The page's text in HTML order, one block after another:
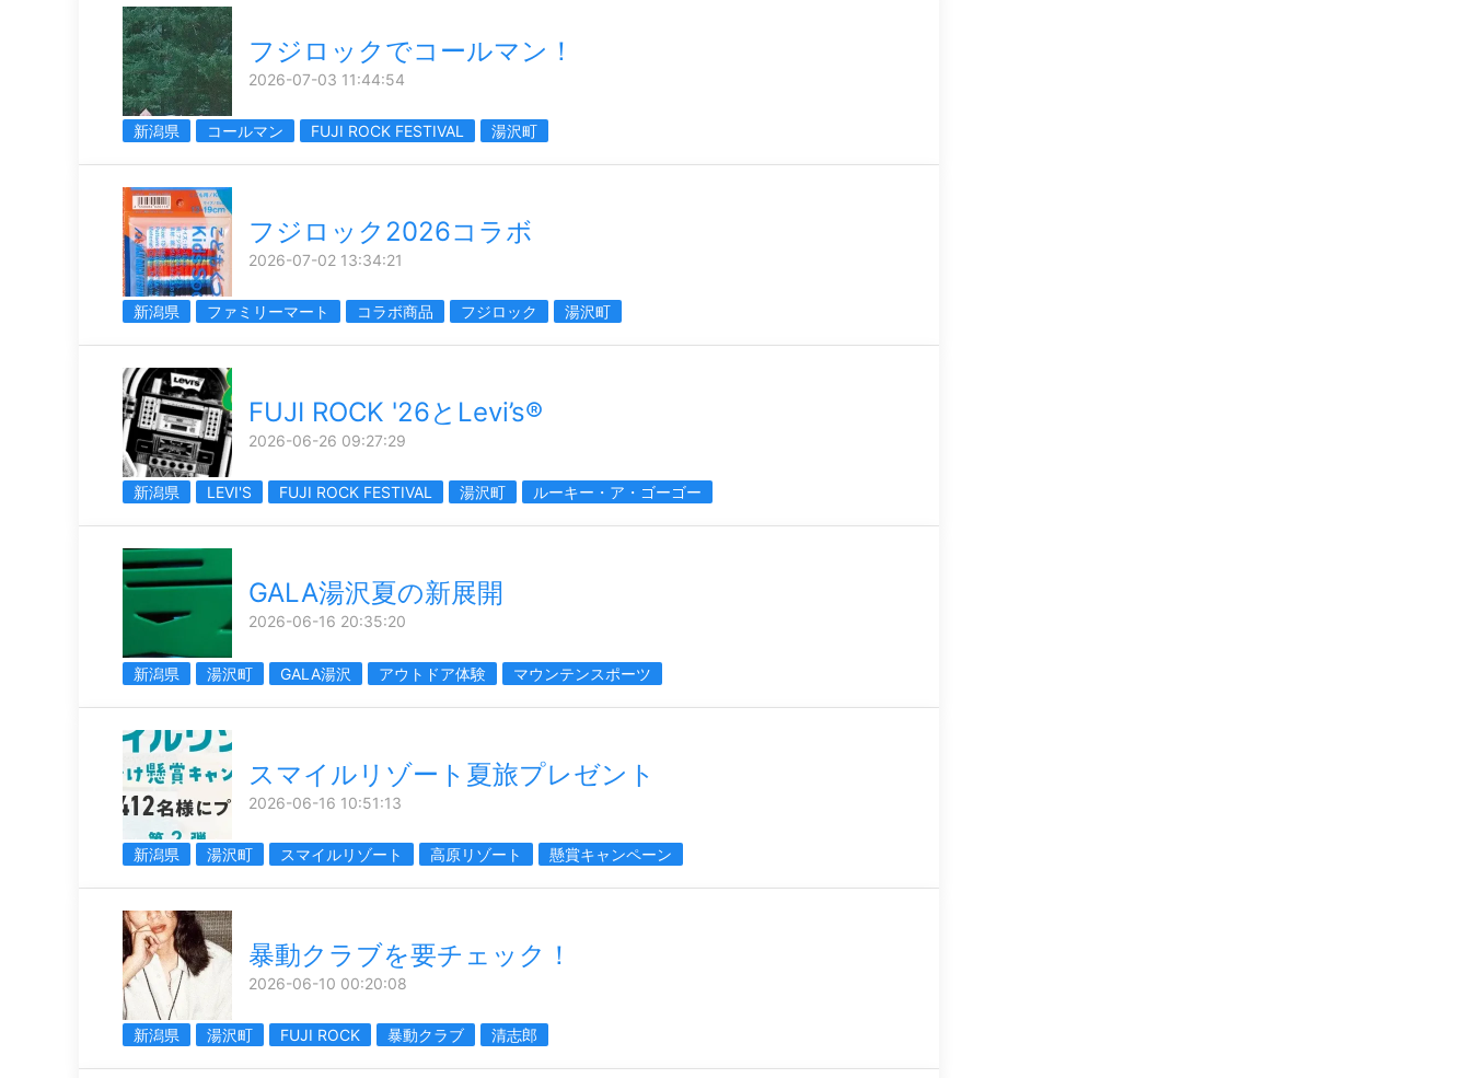
フジロックでコールマン！
2026-07-03 11:44:54
新潟県 コールマン FUJI ROCK FESTIVAL 湯沢町
フジロック2026コラボ
2026-07-02 13:34:21
新潟県 ファミリーマート コラボ商品 フジロック 湯沢町
FUJI ROCK '26とLevi’s®
2026-06-26 09:27:29
新潟県 LEVI'S FUJI ROCK FESTIVAL 湯沢町 ルーキー・ア・ゴーゴー
GALA湯沢夏の新展開
2026-06-16 20:35:20
新潟県 湯沢町 GALA湯沢 アウトドア体験 マウンテンスポーツ
スマイルリゾート夏旅プレゼント
2026-06-16 10:51:13
新潟県 湯沢町 スマイルリゾート 高原リゾート 懸賞キャンペーン
暴動クラブを要チェック！
2026-06-10 00:20:08
新潟県 湯沢町 FUJI ROCK 暴動クラブ 清志郎